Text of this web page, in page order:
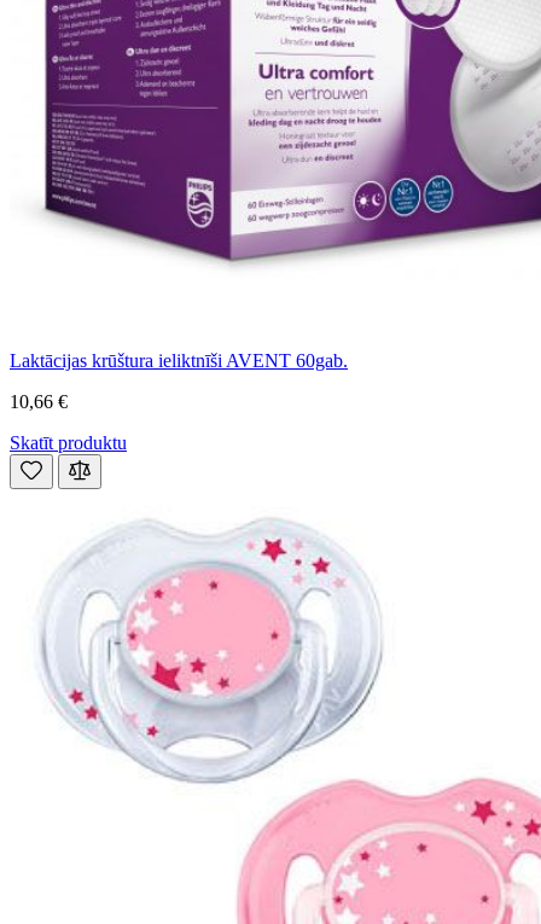
Laktācijas krūštura ieliktnīši AVENT 60gab.
10,66 €
Skatīt produktu